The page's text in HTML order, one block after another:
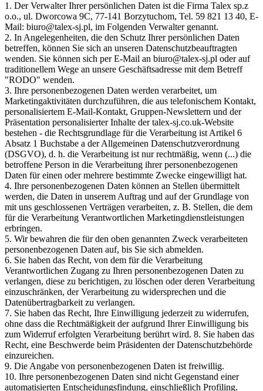
1. Der Verwalter Ihrer persönlichen Daten ist die Firma Talex sp.z
o.o., ul. Dworcowa 9C, 77-141 Borzytuchom, Tel. 59 821 13 40, E-
Mail: biuro@talex-sj.pl, im Folgenden Verwalter genannt.
2. In Angelegenheiten, die den Schutz Ihrer persönlichen Daten
betreffen, können Sie sich an unseren Datenschutzbeauftragten
wenden. Sie können sich per E-Mail an biuro@talex-sj.pl oder auf
traditionellem Wege an unsere Geschäftsadresse mit dem Betreff
"RODO" wenden.
3. Ihre personenbezogenen Daten werden verarbeitet, um
Marketingaktivitäten durchzuführen, die aus telefonischem Kontakt,
personalisiertem E-Mail-Kontakt, Gruppen-Newslettern und der
Präsentation personalisierter Inhalte der talex-sj.co.uk-Website
bestehen - die Rechtsgrundlage für die Verarbeitung ist Artikel 6
Absatz 1 Buchstabe a der Allgemeinen Datenschutzverordnung
(DSGVO), d. h. die Verarbeitung ist nur rechtmäßig, wenn (...) die
betroffene Person in die Verarbeitung ihrer personenbezogenen
Daten für einen oder mehrere bestimmte Zwecke eingewilligt hat.
4. Ihre personenbezogenen Daten können an Stellen übermittelt
werden, die Daten in unserem Auftrag und auf der Grundlage von
mit uns geschlossenen Verträgen verarbeiten, z. B. Stellen, die dem
für die Verarbeitung Verantwortlichen Marketingdienstleistungen
erbringen.
5. Wir bewahren die für den oben genannten Zweck verarbeiteten
personenbezogenen Daten auf, bis Sie sich abmelden.
6. Sie haben das Recht, von dem für die Verarbeitung
Verantwortlichen Zugang zu Ihren personenbezogenen Daten zu
verlangen, diese zu berichtigen, zu löschen oder deren Verarbeitung
einzuschränken, der Verarbeitung zu widersprechen und die
Datenübertragbarkeit zu verlangen.
7. Sie haben das Recht, Ihre Einwilligung jederzeit zu widerrufen,
ohne dass die Rechtmäßigkeit der aufgrund Ihrer Einwilligung bis
zum Widerruf erfolgten Verarbeitung berührt wird. 8. Sie haben das
Recht, eine Beschwerde beim Präsidenten der Datenschutzbehörde
einzureichen.
9. Die Angabe von personenbezogenen Daten ist freiwillig.
10. Ihre personenbezogenen Daten sind nicht Gegenstand einer
automatisierten Entscheidungsfindung, einschließlich Profiling.